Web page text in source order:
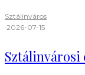
Sztálinváros
·2026-07-15
Sztálinvárosi